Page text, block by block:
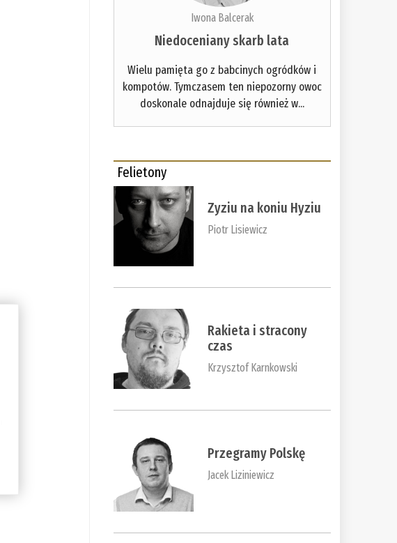
Iwona Balcerak
Niedoceniany skarb lata
Wielu pamięta go z babcinych ogródków i
kompotów. Tymczasem ten niepozorny owoc
doskonale odnajduje się również w...
Felietony
Zyziu na koniu Hyziu
Piotr Lisiewicz
Rakieta i stracony
czas
Krzysztof Karnkowski
Przegramy Polskę
Jacek Liziniewicz